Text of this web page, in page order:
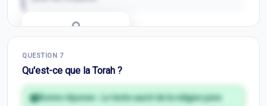
QUESTION 7
Qu'est-ce que la Torah ?
Bonne réponse : Le texte sacré de la religion juive